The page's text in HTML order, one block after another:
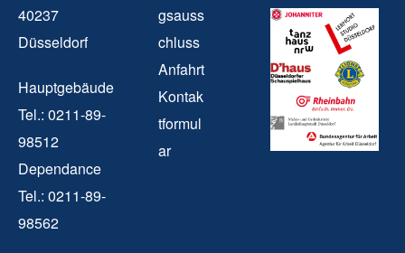
40237
Düsseldorf
Hauptgebäude
Tel.: 0211-89-
98512
Dependance
Tel.: 0211-89-
98562
gsauss
chluss
Anfahrt
Kontak
tformul
ar